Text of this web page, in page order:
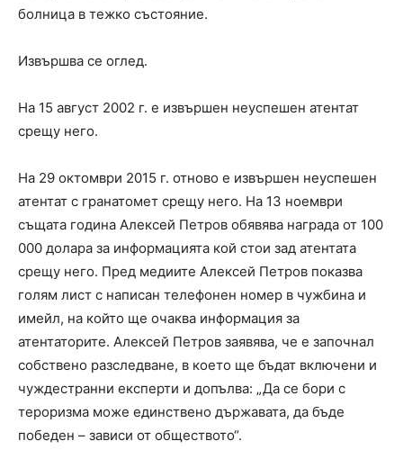
болница в тежко състояние.
Извършва се оглед.
На 15 август 2002 г. е извършен неуспешен атентат
срещу него.
На 29 октомври 2015 г. отново е извършен неуспешен
атентат с гранатомет срещу него. На 13 ноември
същата година Алексей Петров обявява награда от 100
000 долара за информацията кой стои зад атентата
срещу него. Пред медиите Алексей Петров показва
голям лист с написан телефонен номер в чужбина и
имейл, на който ще очаква информация за
атентаторите. Алексей Петров заявява, че е започнал
собствено разследване, в което ще бъдат включени и
чуждестранни експерти и допълва: „Да се бори с
тероризма може единствено държавата, да бъде
победен – зависи от обществото“.